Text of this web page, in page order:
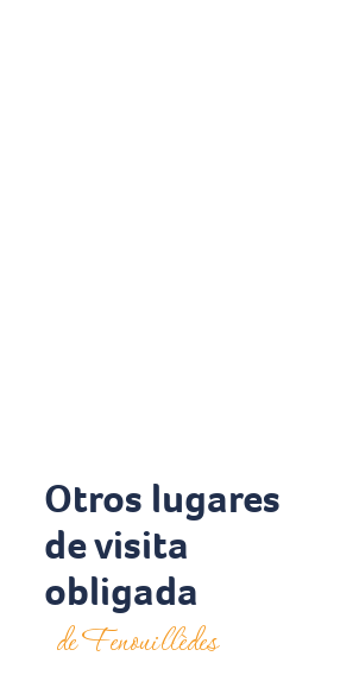
Otros lugares
de visita
obligada
de Fenouillèdes